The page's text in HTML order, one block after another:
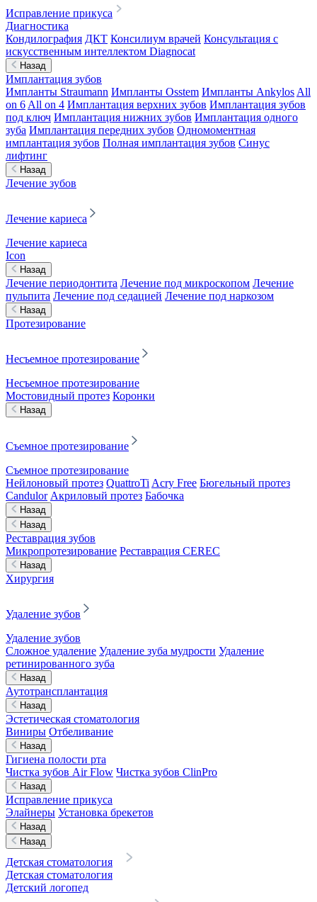
Исправление прикуса
Диагностика
Кондилография ДКТ Консилиум врачей Консультация с
искусственным интеллектом Diagnocat
Назад
Имплантация зубов
Импланты Straumann Импланты Osstem Импланты Ankylos All
on 6 All on 4 Имплантация верхних зубов Имплантация зубов
под ключ Имплантация нижних зубов Имплантация одного
зуба Имплантация передних зубов Одномоментная
имплантация зубов Полная имплантация зубов Синус
лифтинг
Назад
Лечение зубов
Лечение кариеса
Лечение кариеса
Icon
Назад
Лечение периодонтита Лечение под микроскопом Лечение
пульпита Лечение под седацией Лечение под наркозом
Назад
Протезирование
Несъемное протезирование
Несъемное протезирование
Мостовидный протез Коронки
Назад
Съемное протезирование
Съемное протезирование
Нейлоновый протез QuattroTi Acry Free Бюгельный протез
Candulor Акриловый протез Бабочка
Назад
Назад
Реставрация зубов
Микропротезирование Реставрация CEREC
Назад
Хирургия
Удаление зубов
Удаление зубов
Сложное удаление Удаление зуба мудрости Удаление
ретинированного зуба
Назад
Аутотрансплантация
Назад
Эстетическая стоматология
Виниры Отбеливание
Назад
Гигиена полости рта
Чистка зубов Air Flow Чистка зубов ClinPro
Назад
Исправление прикуса
Элайнеры Установка брекетов
Назад
Назад
Детская стоматология
Детская стоматология
Детский логопед